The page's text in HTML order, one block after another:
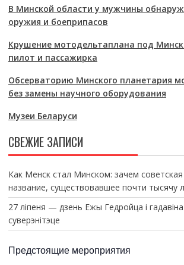
В Минской области у мужчины
оружия и боеприпасов
Крушение мотодельтаплана под
пилот и пассажирка
Обсерваторию Минского планетария
без замены научного оборудования
Музеи Беларуси
СВЕЖИЕ ЗАПИСИ
Как Менск стал Минском: зачем
название, существовавшее почти тысячу
27 ліпеня — дзень Ежы Гедройца і
суверэнітэце
Предстоящие мероприятия